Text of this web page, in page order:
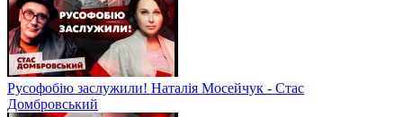
Русофобію заслужили! Наталія Мосейчук - Стас
Домбровський